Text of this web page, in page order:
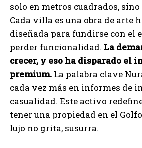
solo en metros cuadrados,
Cada villa es una obra de arte
diseñada para fundirse con el
perder funcionalidad. La
crecer, y eso ha disparado el
premium. La palabra clave
cada vez más en informes de
casualidad. Este activo
tener una propiedad en el
lujo no grita, susurra.